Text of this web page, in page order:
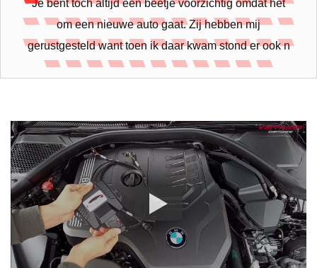
Je bent toch altijd een beetje voorzichtig omdat het
om een nieuwe auto gaat. Zij hebben mij
gerustgesteld want toen ik daar kwam stond er ook n